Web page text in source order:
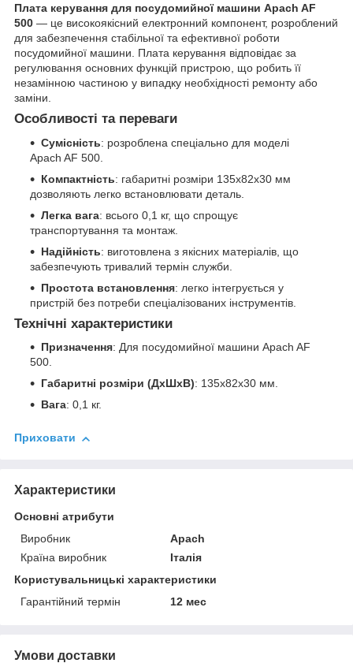
Плата керування для посудомийної машини Apach AF
500 — це високоякісний електронний компонент, розроблений
для забезпечення стабільної та ефективної роботи
посудомийної машини. Плата керування відповідає за
регулювання основних функцій пристрою, що робить її
незамінною частиною у випадку необхідності ремонту або
заміни.
Особливості та переваги
Сумісність: розроблена спеціально для моделі
Apach AF 500.
Компактність: габаритні розміри 135x82x30 мм
дозволяють легко встановлювати деталь.
Легка вага: всього 0,1 кг, що спрощує
транспортування та монтаж.
Надійність: виготовлена з якісних матеріалів, що
забезпечують тривалий термін служби.
Простота встановлення: легко інтегрується у
пристрій без потреби спеціалізованих інструментів.
Технічні характеристики
Призначення: Для посудомийної машини Apach AF
500.
Габаритні розміри (ДхШхВ): 135x82x30 мм.
Вага: 0,1 кг.
Приховати
Характеристики
Основні атрибути
Виробник
Apach
Країна виробник
Італія
Користувальницькі характеристики
Гарантійний термін
12 мес
Умови доставки